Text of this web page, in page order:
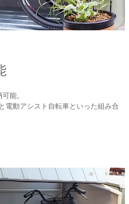
能。
電動アシスト自転車といった組み合